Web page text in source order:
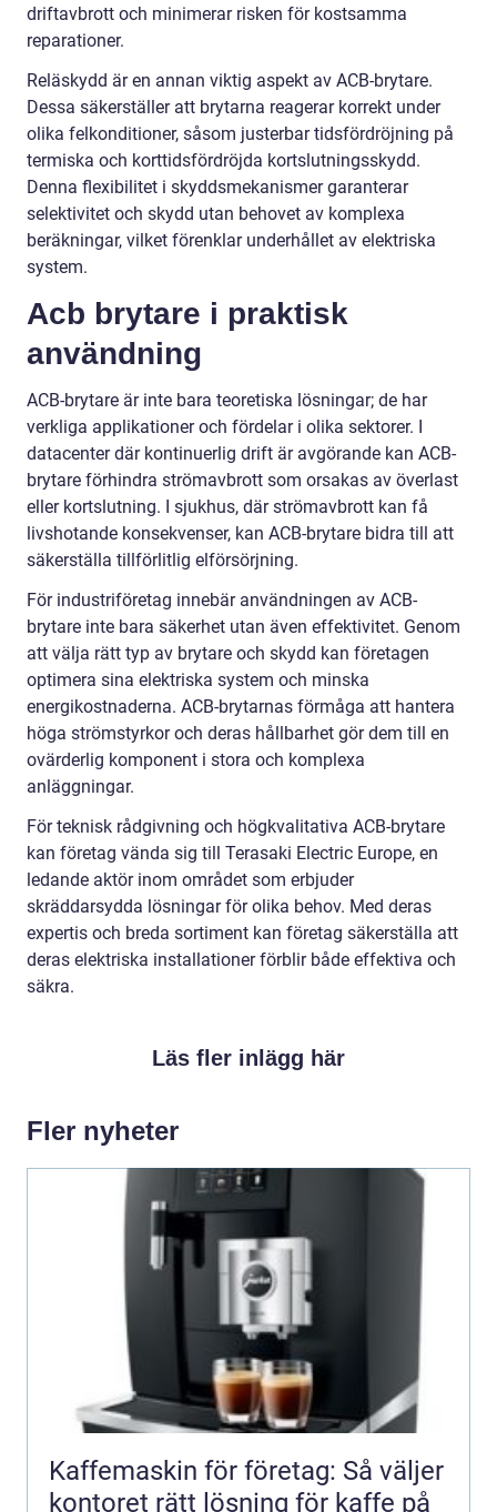
driftavbrott och minimerar risken för kostsamma
reparationer.
Reläskydd är en annan viktig aspekt av ACB-brytare.
Dessa säkerställer att brytarna reagerar korrekt under
olika felkonditioner, såsom justerbar tidsfördröjning på
termiska och korttidsfördröjda kortslutningsskydd.
Denna flexibilitet i skyddsmekanismer garanterar
selektivitet och skydd utan behovet av komplexa
beräkningar, vilket förenklar underhållet av elektriska
system.
Acb brytare i praktisk
användning
ACB-brytare är inte bara teoretiska lösningar; de har
verkliga applikationer och fördelar i olika sektorer. I
datacenter där kontinuerlig drift är avgörande kan ACB-
brytare förhindra strömavbrott som orsakas av överlast
eller kortslutning. I sjukhus, där strömavbrott kan få
livshotande konsekvenser, kan ACB-brytare bidra till att
säkerställa tillförlitlig elförsörjning.
För industriföretag innebär användningen av ACB-
brytare inte bara säkerhet utan även effektivitet. Genom
att välja rätt typ av brytare och skydd kan företagen
optimera sina elektriska system och minska
energikostnaderna. ACB-brytarnas förmåga att hantera
höga strömstyrkor och deras hållbarhet gör dem till en
ovärderlig komponent i stora och komplexa
anläggningar.
För teknisk rådgivning och högkvalitativa ACB-brytare
kan företag vända sig till Terasaki Electric Europe, en
ledande aktör inom området som erbjuder
skräddarsydda lösningar för olika behov. Med deras
expertis och breda sortiment kan företag säkerställa att
deras elektriska installationer förblir både effektiva och
säkra.
Läs fler inlägg här
Fler nyheter
Kaffemaskin för företag: Så väljer
kontoret rätt lösning för kaffe på